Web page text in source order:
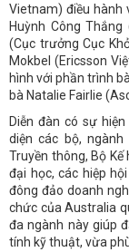
Vietnam) điều hành
Huỳnh Công
(Cục trưởng Cục
Mokbel (Ericsson
hình với phần trình
bà Natalie Fairlie
Diễn đàn có sự
diện các bộ,
Truyền thông, Bộ
đại học, các hiệp
đông đảo doanh
chức của Australia
đa ngành này giúp
tính kỹ thuật, vừa